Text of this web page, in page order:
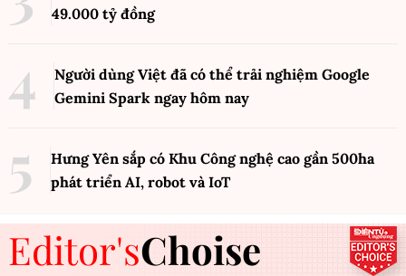
49.000 tỷ đồng
Người dùng Việt đã có thể trải nghiệm Google
Gemini Spark ngay hôm nay
Hưng Yên sắp có Khu Công nghệ cao gần 500ha
phát triển AI, robot và IoT
Editor'sChoise